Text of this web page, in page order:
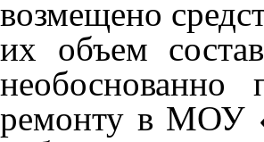
возмещено
их объем
необоснованно
ремонту в МОУ